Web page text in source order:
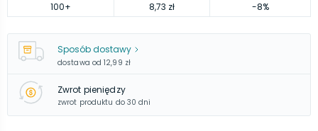
100+ 8,73 zł -8%
Sposób dostawy
dostawa od 12,99 zł
Zwrot pieniędzy
zwrot produktu do 30 dni